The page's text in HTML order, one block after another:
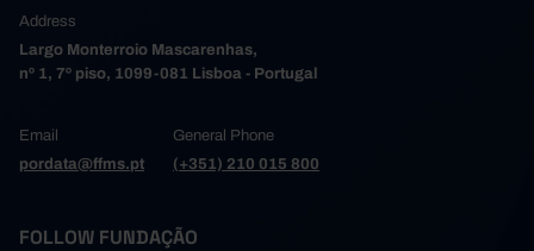
Address
Largo Monterroio Mascarenhas,
nº 1, 7º piso, 1099-081 Lisboa - Portugal
Email
pordata@ffms.pt
General Phone
(+351) 210 015 800
FOLLOW FUNDAÇÃO